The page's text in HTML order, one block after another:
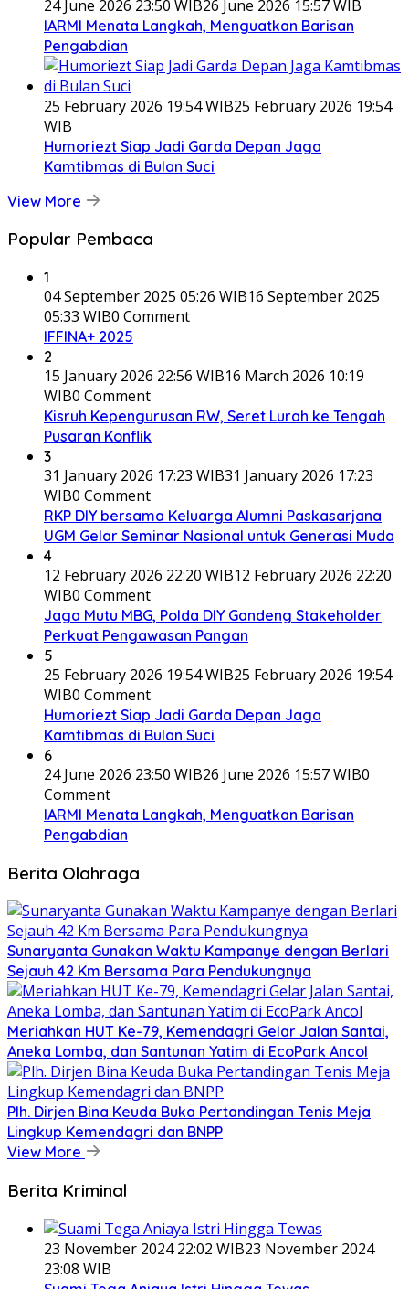
24 June 2026 23:50 WIB26 June 2026 15:57 WIB
IARMI Menata Langkah, Menguatkan Barisan
Pengabdian
25 February 2026 19:54 WIB25 February 2026 19:54
WIB
Humoriezt Siap Jadi Garda Depan Jaga
Kamtibmas di Bulan Suci
View More
Popular Pembaca
1
04 September 2025 05:26 WIB16 September 2025
05:33 WIB0 Comment
IFFINA+ 2025
2
15 January 2026 22:56 WIB16 March 2026 10:19
WIB0 Comment
Kisruh Kepengurusan RW, Seret Lurah ke Tengah
Pusaran Konflik
3
31 January 2026 17:23 WIB31 January 2026 17:23
WIB0 Comment
RKP DIY bersama Keluarga Alumni Paskasarjana
UGM Gelar Seminar Nasional untuk Generasi Muda
4
12 February 2026 22:20 WIB12 February 2026 22:20
WIB0 Comment
Jaga Mutu MBG, Polda DIY Gandeng Stakeholder
Perkuat Pengawasan Pangan
5
25 February 2026 19:54 WIB25 February 2026 19:54
WIB0 Comment
Humoriezt Siap Jadi Garda Depan Jaga
Kamtibmas di Bulan Suci
6
24 June 2026 23:50 WIB26 June 2026 15:57 WIB0
Comment
IARMI Menata Langkah, Menguatkan Barisan
Pengabdian
Berita Olahraga
Sunaryanta Gunakan Waktu Kampanye dengan Berlari
Sejauh 42 Km Bersama Para Pendukungnya
Meriahkan HUT Ke-79, Kemendagri Gelar Jalan Santai,
Aneka Lomba, dan Santunan Yatim di EcoPark Ancol
Plh. Dirjen Bina Keuda Buka Pertandingan Tenis Meja
Lingkup Kemendagri dan BNPP
View More
Berita Kriminal
23 November 2024 22:02 WIB23 November 2024
23:08 WIB